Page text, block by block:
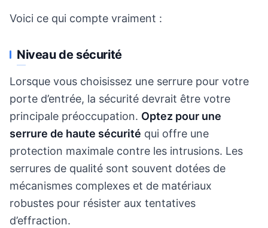
Voici ce qui compte vraiment :
Niveau de sécurité
Lorsque vous choisissez une serrure pour votre
porte d’entrée, la sécurité devrait être votre
principale préoccupation. Optez pour une
serrure de haute sécurité qui offre une
protection maximale contre les intrusions. Les
serrures de qualité sont souvent dotées de
mécanismes complexes et de matériaux
robustes pour résister aux tentatives
d’effraction.